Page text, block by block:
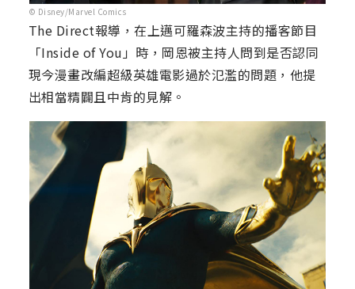
© Disney/Marvel Comics
The Direct報導，在上邁可羅森波主持的播客節目
「Inside of You」時，岡恩被主持人問到是否認同
現今漫畫改編超級英雄電影過於氾濫的問題，他提
出相當精闢且中肯的見解。